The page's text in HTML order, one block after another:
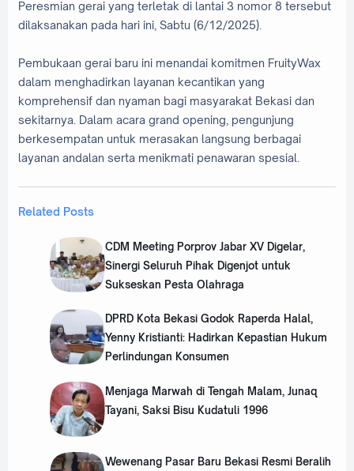
Peresmian gerai yang terletak di lantai 3 nomor 8 tersebut
dilaksanakan pada hari ini, Sabtu (6/12/2025).
Pembukaan gerai baru ini menandai komitmen FruityWax
dalam menghadirkan layanan kecantikan yang
komprehensif dan nyaman bagi masyarakat Bekasi dan
sekitarnya. Dalam acara grand opening, pengunjung
berkesempatan untuk merasakan langsung berbagai
layanan andalan serta menikmati penawaran spesial.
Related Posts
‎CDM Meeting Porprov Jabar XV Digelar,
Sinergi Seluruh Pihak Digenjot untuk
Sukseskan Pesta Olahraga
‎DPRD Kota Bekasi Godok Raperda Halal,
Yenny Kristianti: Hadirkan Kepastian Hukum
Perlindungan Konsumen
Menjaga Marwah di Tengah Malam, Junaq
Tayani, Saksi Bisu Kudatuli 1996
‎Wewenang Pasar Baru Bekasi Resmi Beralih